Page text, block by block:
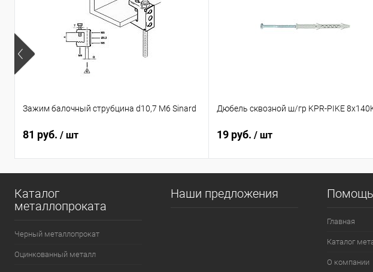
Зажим балочный струбцина d10,7 М6 Sinard
81 руб. / шт
Дюбель сквозной ш/гр KPR-PIKE
19 руб. / шт
Каталог
металлопроката
Черный металлопрокат
Оцинкованный металл
Наши предложения Помощь
Главная
Каталог
О компании